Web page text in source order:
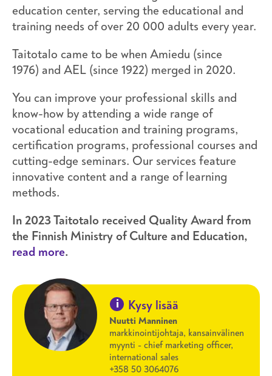
education center, serving the educational and
training needs of over 20 000 adults every year.
Taitotalo came to be when Amiedu (since
1976) and AEL (since 1922) merged in 2020.
You can improve your professional skills and
know-how by attending a wide range of
vocational education and training programs,
certification programs, professional courses and
cutting-edge seminars. Our services feature
innovative content and a range of learning
methods.
In 2023 Taitotalo received Quality Award from
the Finnish Ministry of Culture and Education,
read more.
i Kysy lisää
Nuutti Manninen
markkinointijohtaja, kansainvälinen
myynti - chief marketing officer,
international sales
+358 50 3064076